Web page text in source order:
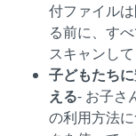
付ファイル
る前に、す
スキャンして
子どもたち
える- お子さ
の利用方法